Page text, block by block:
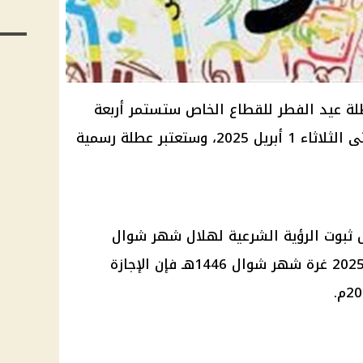
عيد الفطر للقطاع الخاص ستستمر أربعة
أيام، من السبت 29 مارس 2025 حتى الثلاثاء 1 أبريل 2025، وستعتبر عطلة رسمية
ثبوت الرؤية الشرعية لهلال شهر شوال
1446هـ فإن يوم الاثنين 31 مارس 2025 غرة شهر شوال 1446هـ فإن الإجازة